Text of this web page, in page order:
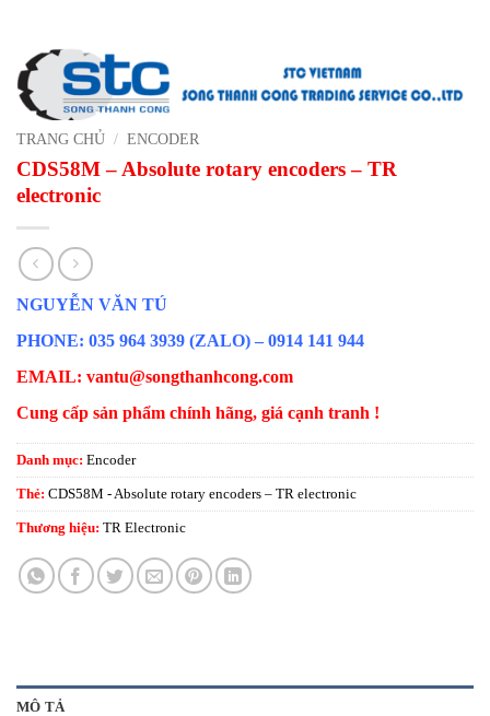
TRANG CHỦ / ENCODER
CDS58M – Absolute rotary encoders – TR
electronic
NGUYỄN VĂN TÚ
PHONE: 035 964 3939 (ZALO) – 0914 141 944
EMAIL: vantu@songthanhcong.com
Cung cấp sản phẩm chính hãng, giá cạnh tranh !
Danh mục: Encoder
Thẻ: CDS58M - Absolute rotary encoders – TR electronic
Thương hiệu: TR Electronic
MÔ TẢ